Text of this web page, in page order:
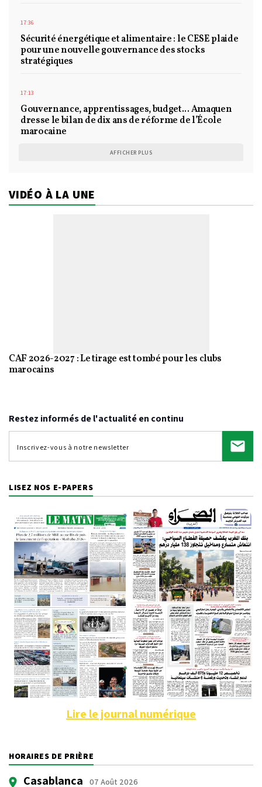
17:36
Sécurité énergétique et alimentaire : le CESE plaide
pour une nouvelle gouvernance des stocks
stratégiques
17:13
Gouvernance, apprentissages, budget... Amaquen
dresse le bilan de dix ans de réforme de l’École
marocaine
AFFICHER PLUS
VIDÉO À LA UNE
CAF 2026-2027 : Le tirage est tombé pour les clubs
marocains
Restez informés de l'actualité en continu
LISEZ NOS E-PAPERS
Lire le journal numérique
HORAIRES DE PRIÈRE
Casablanca 07 Août 2026